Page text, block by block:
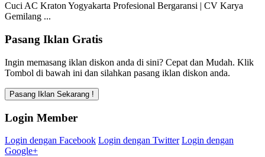
Cuci AC Kraton Yogyakarta Profesional Bergaransi | CV Karya
Gemilang ...
Pasang Iklan Gratis
Ingin memasang iklan diskon anda di sini? Cepat dan Mudah. Klik
Tombol di bawah ini dan silahkan pasang iklan diskon anda.
Login Member
Login dengan Facebook Login dengan Twitter Login dengan
Google+